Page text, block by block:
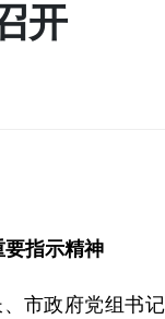
开
指示精神
政府党组书